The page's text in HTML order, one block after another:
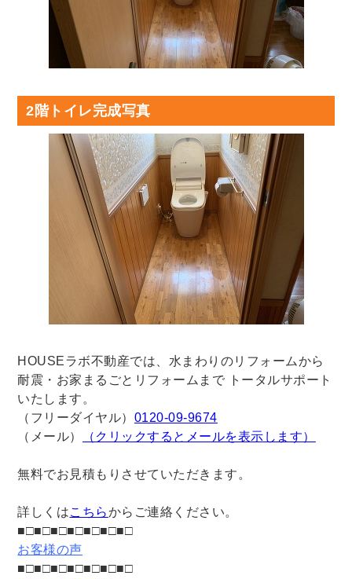
2階トイレ完成写真
HOUSEラボ不動産では、水まわりのリフォームから
耐震・お家まるごとリフォームまで トータルサポート
いたします。
（フリーダイヤル） 0120-09-9674
（メール）
（クリックするとメールを表示します）
無料でお見積もりさせていただきます。
詳しくはこちらからご連絡ください。
■□■□■□■□■□■□■□
お客様の声
■□■□■□■□■□■□■□